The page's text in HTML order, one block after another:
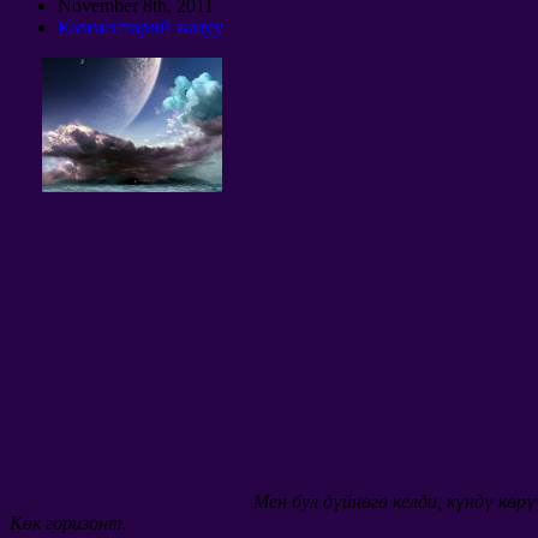
November 8th, 2011
Комментарий жазуу
Мен бул дүйнөгө келди, күндү
Көк горизонт.